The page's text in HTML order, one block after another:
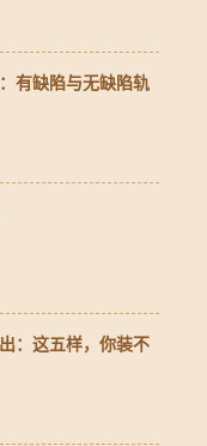
有缺陷与无缺陷轨
：这五样，你装不